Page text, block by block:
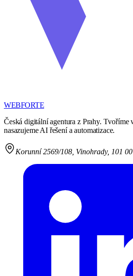
WEBFORTE
Česká digitální agentura z Prahy. Tvoříme
nasazujeme AI řešení a automatizace.
Korunní 2569/108 Vinohrady, 101